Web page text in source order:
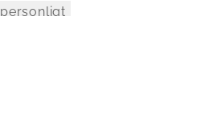
personligt